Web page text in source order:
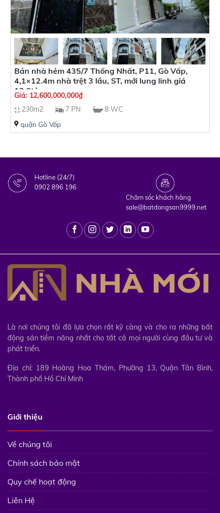
Bán nhà hẻm 435/7 Thống Nhất, P11, Gò Vấp,
4,1×12.4m nhà trệt 3 lầu, ST, mới lung linh giá
12,6tỷ
Giá: 12,600,000,000₫
230m2
7 PN 8 WC
quận Gò Vấp
Hotline (24/7)
0902 896 196
Chăm sóc khách hàng
sale@batdongsan9999.net
Là nơi chúng tôi đã lựa chọn rất kỹ càng và cho ra những bất
động sản tiềm năng nhất cho tất cả mọi người cùng đầu tư và
phát triển.
Địa chỉ: 189 Hoàng Hoa Thám, Phường 13, Quận Tân Bình,
Thành phố Hồ Chí Minh
Giới thiệu
Về chúng tôi
Chính sách bảo mật
Quy chế hoạt động
Liên Hệ